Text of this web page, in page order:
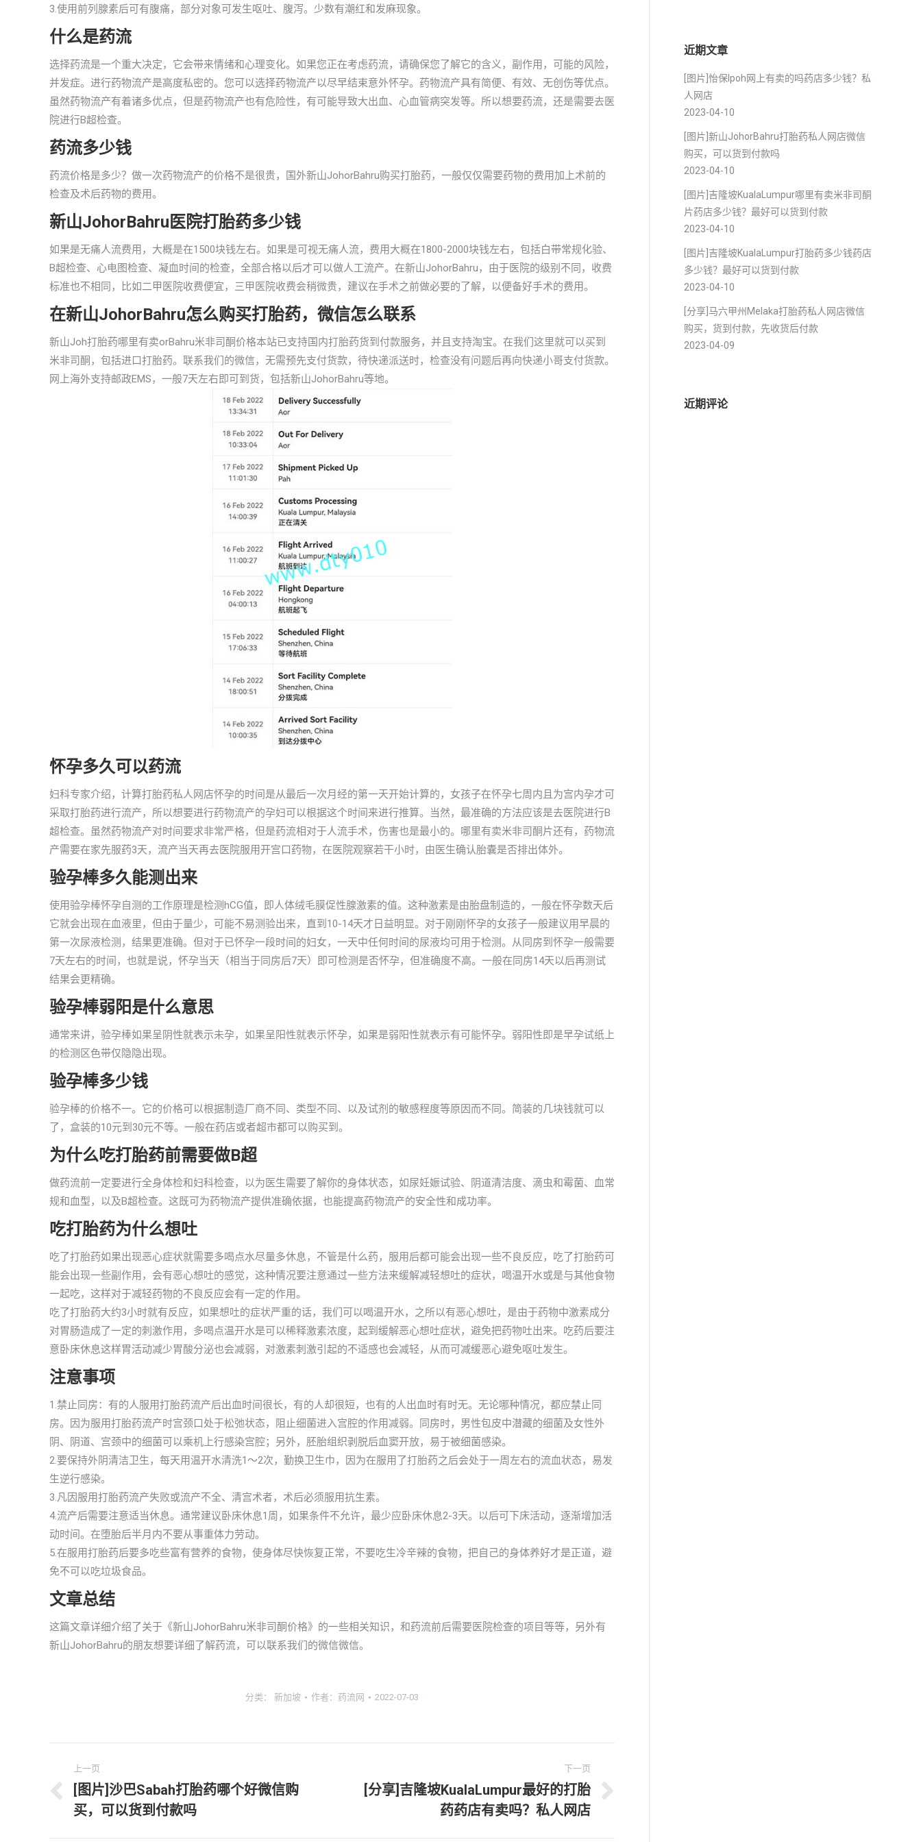
3.使用前列腺素后可有腹痛，部分对象可发生呕吐、腹泻。少数有潮红和发麻现象。
什么是药流
选择药流是一个重大决定，它会带来情绪和心理变化。如果您正在考虑药流，请确保您了解它的含义，副作用，可能的风险，
并发症。进行药物流产是高度私密的。您可以选择药物流产以尽早结束意外怀孕。药物流产具有简便、有效、无创伤等优点。
虽然药物流产有着诸多优点，但是药物流产也有危险性，有可能导致大出血、心血管病突发等。所以想要药流，还是需要去医
院进行B超检查。
药流多少钱
药流价格是多少？做一次药物流产的价格不是很贵，国外新山JohorBahru购买打胎药，一般仅仅需要药物的费用加上术前的
检查及术后药物的费用。
新山JohorBahru医院打胎药多少钱
如果是无痛人流费用，大概是在1500块钱左右。如果是可视无痛人流，费用大概在1800-2000块钱左右，包括白带常规化验、
B超检查、心电图检查、凝血时间的检查，全部合格以后才可以做人工流产。在新山JohorBahru，由于医院的级别不同，收费
标准也不相同，比如二甲医院收费便宜，三甲医院收费会稍微贵，建议在手术之前做必要的了解，以便备好手术的费用。
在新山JohorBahru怎么购买打胎药，微信怎么联系
新山Joh打胎药哪里有卖orBahru米非司酮价格本站已支持国内打胎药货到付款服务，并且支持淘宝。在我们这里就可以买到
米非司酮，包括进口打胎药。联系我们的微信，无需预先支付货款，待快递派送时，检查没有问题后再向快递小哥支付货款。
网上海外支持邮政EMS，一般7天左右即可到货，包括新山JohorBahru等地。
怀孕多久可以药流
妇科专家介绍，计算打胎药私人网店怀孕的时间是从最后一次月经的第一天开始计算的，女孩子在怀孕七周内且为宫内孕才可
采取打胎药进行流产，所以想要进行药物流产的孕妇可以根据这个时间来进行推算。当然，最准确的方法应该是去医院进行B
超检查。虽然药物流产对时间要求非常严格，但是药流相对于人流手术，伤害也是最小的。哪里有卖米非司酮片还有，药物流
产需要在家先服药3天，流产当天再去医院服用开宫口药物，在医院观察若干小时，由医生确认胎囊是否排出体外。
验孕棒多久能测出来
使用验孕棒怀孕自测的工作原理是检测hCG值，即人体绒毛膜促性腺激素的值。这种激素是由胎盘制造的，一般在怀孕数天后
它就会出现在血液里，但由于量少，可能不易测验出来，直到10-14天才日益明显。对于刚刚怀孕的女孩子一般建议用早晨的
第一次尿液检测，结果更准确。但对于已怀孕一段时间的妇女，一天中任何时间的尿液均可用于检测。从同房到怀孕一般需要
7天左右的时间，也就是说，怀孕当天（相当于同房后7天）即可检测是否怀孕，但准确度不高。一般在同房14天以后再测试
结果会更精确。
验孕棒弱阳是什么意思
通常来讲，验孕棒如果呈阴性就表示未孕，如果呈阳性就表示怀孕，如果是弱阳性就表示有可能怀孕。弱阳性即是早孕试纸上
的检测区色带仅隐隐出现。
验孕棒多少钱
验孕棒的价格不一。它的价格可以根据制造厂商不同、类型不同、以及试剂的敏感程度等原因而不同。简装的几块钱就可以
了，盒装的10元到30元不等。一般在药店或者超市都可以购买到。
为什么吃打胎药前需要做B超
做药流前一定要进行全身体检和妇科检查，以为医生需要了解你的身体状态，如尿妊娠试验、阴道清洁度、滴虫和霉菌、血常
规和血型，以及B超检查。这既可为药物流产提供准确依据，也能提高药物流产的安全性和成功率。
吃打胎药为什么想吐
吃了打胎药如果出现恶心症状就需要多喝点水尽量多休息，不管是什么药，服用后都可能会出现一些不良反应，吃了打胎药可
能会出现一些副作用，会有恶心想吐的感觉，这种情况要注意通过一些方法来缓解减轻想吐的症状，喝温开水或是与其他食物
一起吃，这样对于减轻药物的不良反应会有一定的作用。
吃了打胎药大约3小时就有反应，如果想吐的症状严重的话，我们可以喝温开水，之所以有恶心想吐，是由于药物中激素成分
对胃肠造成了一定的刺激作用，多喝点温开水是可以稀释激素浓度，起到缓解恶心想吐症状，避免把药物吐出来。吃药后要注
意卧床休息这样胃活动减少胃酸分泌也会减弱，对激素刺激引起的不适感也会减轻，从而可减缓恶心避免呕吐发生。
注意事项
1.禁止同房：有的人服用打胎药流产后出血时间很长，有的人却很短，也有的人出血时有时无。无论哪种情况，都应禁止同
房。因为服用打胎药流产时宫颈口处于松弛状态，阻止细菌进入宫腔的作用减弱。同房时，男性包皮中潜藏的细菌及女性外
阴、阴道、宫颈中的细菌可以乘机上行感染宫腔；另外，胚胎组织剥脱后血窦开放，易于被细菌感染。
2.要保持外阴清洁卫生，每天用温开水清洗1～2次，勤换卫生巾，因为在服用了打胎药之后会处于一周左右的流血状态，易发
生逆行感染。
3.凡因服用打胎药流产失败或流产不全、清宫术者，术后必须服用抗生素。
4.流产后需要注意适当休息。通常建议卧床休息1周，如果条件不允许，最少应卧床休息2-3天。以后可下床活动，逐渐增加活
动时间。在堕胎后半月内不要从事重体力劳动。
5.在服用打胎药后要多吃些富有营养的食物，使身体尽快恢复正常，不要吃生冷辛辣的食物，把自己的身体养好才是正道，避
免不可以吃垃圾食品。
文章总结
这篇文章详细介绍了关于《新山JohorBahru米非司酮价格》的一些相关知识，和药流前后需要医院检查的项目等等，另外有
新山JohorBahru的朋友想要详细了解药流，可以联系我们的微信微信。
分类： 新加坡 作者： 药流网 2022-07-03
章
上一页
上
一
文
[图片]沙巴Sabah打胎药哪个好微信购
买，可以货到付款吗
下一页
文
[分享]吉隆坡KualaLumpur最好的打胎
药药店有卖吗？私人网店
近期文章
[图片]怡保lpoh网上有卖的吗药店多少钱？私
人网店
2023-04-10
[图片]新山JohorBahru打胎药私人网店微信
购买，可以货到付款吗
2023-04-10
[图片]吉隆坡KualaLumpur哪里有卖米非司酮
片药店多少钱？最好可以货到付款
2023-04-10
[图片]吉隆坡KualaLumpur打胎药多少钱药店
多少钱？最好可以货到付款
2023-04-10
[分享]马六甲州Melaka打胎药私人网店微信
购买，货到付款，先收货后付款
2023-04-09
近期评论